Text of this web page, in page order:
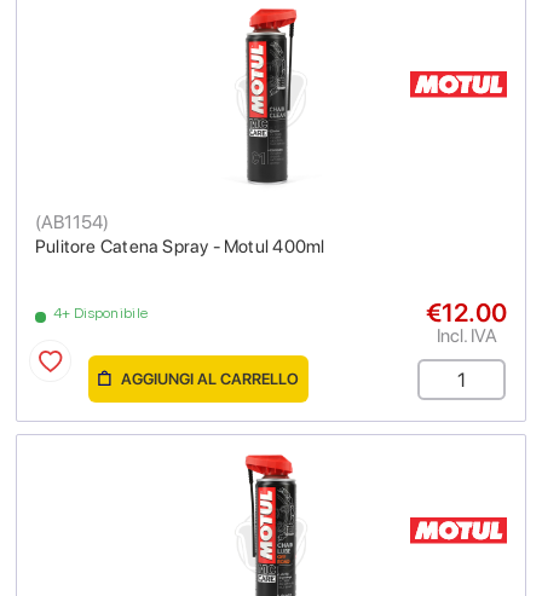
Pulitore Catena Spray - Motul 400ml
(AB1154)
4+ Disponibile €12.00
Incl. IVA
AGGIUNGI AL CARRELLO